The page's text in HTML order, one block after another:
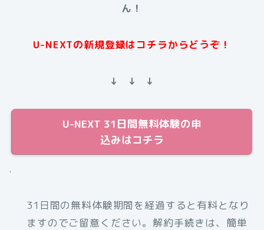
ん！
U-NEXTの新規登録はコチラからどうぞ！
↓ ↓ ↓
U-NEXT 31日間無料体験の申
込みはコチラ
.
31日間の無料体験期間を経過すると有料となり
ますのでご留意ください。解約手続きは、簡単